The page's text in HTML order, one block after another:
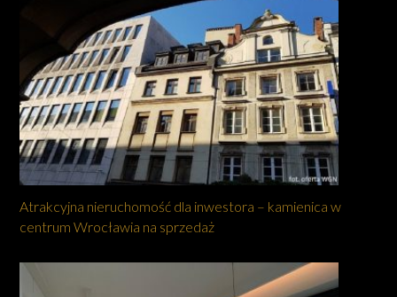
Atrakcyjna nieruchomość dla inwestora – kamienica w
centrum Wrocławia na sprzedaż